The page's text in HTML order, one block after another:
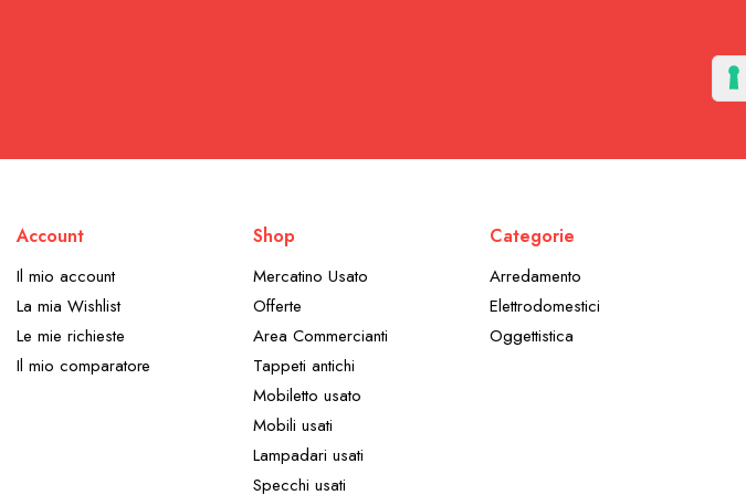
Account
Il mio account
La mia Wishlist
Le mie richieste
Il mio comparatore
Shop
Mercatino Usato
Offerte
Area Commercianti
Tappeti antichi
Mobiletto usato
Mobili usati
Lampadari usati
Specchi usati
Categorie
Arredamento
Elettrodomestici
Oggettistica